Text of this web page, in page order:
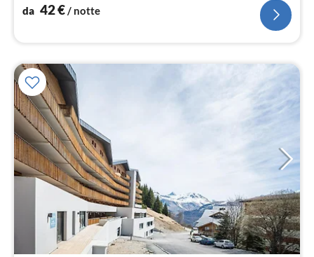
da 42€/ notte